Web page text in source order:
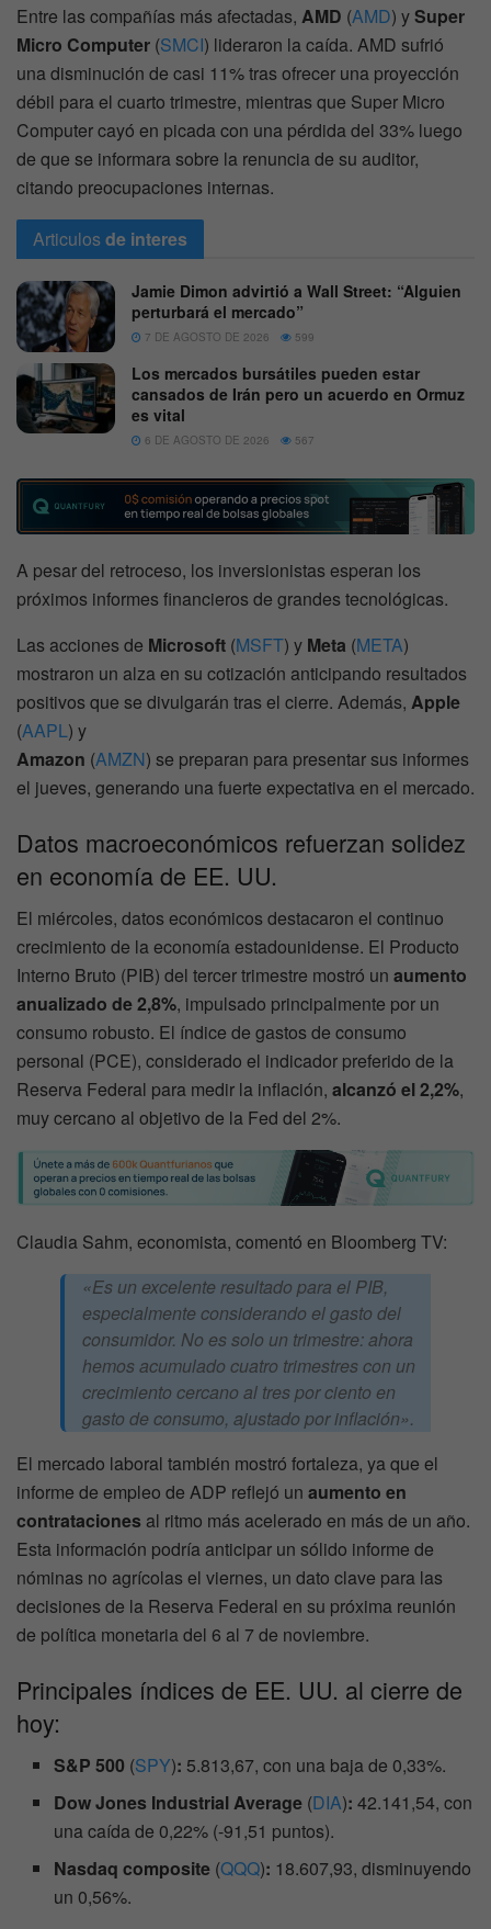
Entre las compañías más afectadas, AMD (AMD) ySuper
Micro Computer (SMCI) lideraron la caída. AMD sufrió
una disminución de casi 11% tras ofrecer una proyección
débil para el cuarto trimestre, mientras que Super Micro
Computer cayó en picada con una pérdida del 33% luego
de que se informara sobre la renuncia de su auditor,
citando preocupaciones internas.
Articulosde interes
Jamie Dimon advirtió a Wall Street: “Alguien
perturbará el mercado”
7 DE AGOSTO DE 2026 599
Los mercados bursátiles pueden estar
cansados de Irán pero un acuerdo en Ormuz
es vital
6 DE AGOSTO DE 2026 567
A pesar del retroceso, los inversionistas esperan los
próximos informes financieros de grandes tecnológicas.
Las acciones de Microsoft (MSFT) y Meta (META)
mostraron un alza en su cotización anticipando resultados
positivos que se divulgarán tras el cierre. Además, Apple
(AAPL) y
Amazon (AMZN) se preparan para presentar sus informes
el jueves, generando una fuerte expectativa en el mercado.
Datos macroeconómicos refuerzan solidez
en economía de EE. UU.
El miércoles, datos económicos destacaron el continuo
crecimiento de la economía estadounidense. El Producto
Interno Bruto (PIB) del tercer trimestre mostró un aumento
anualizado de 2,8%, impulsado principalmente por un
consumo robusto. El índice de gastos de consumo
personal (PCE), considerado el indicador preferido de la
Reserva Federal para medir la inflación, alcanzó el 2,2%,
muy cercano al objetivo de la Fed del 2%.
Claudia Sahm, economista, comentó en Bloomberg TV:
«Es un excelente resultado para el PIB,
especialmente considerando el gasto del
consumidor. No es solo un trimestre: ahora
hemos acumulado cuatro trimestres con un
crecimiento cercano al tres por ciento en
gasto de consumo, ajustado por inflación».
El mercado laboral también mostró fortaleza, ya que el
informe de empleo de ADP reflejó un aumento en
contrataciones al ritmo más acelerado en más de un año.
Esta información podría anticipar un sólido informe de
nóminas no agrícolas el viernes, un dato clave para las
decisiones de la Reserva Federal en su próxima reunión
de política monetaria del 6 al 7 de noviembre.
Principales índices de EE. UU. al cierre de
hoy:
S&P 500 (SPY): 5.813,67, con una baja de 0,33%.
Dow Jones Industrial Average (DIA): 42.141,54, con
una caída de 0,22% (-91,51 puntos).
Nasdaq composite (QQQ): 18.607,93, disminuyendo
un 0,56%.